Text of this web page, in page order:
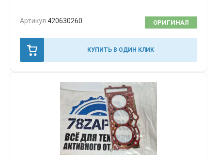
Артикул 420630260 ОРИГИНАЛ
КУПИТЬ В ОДИН КЛИК